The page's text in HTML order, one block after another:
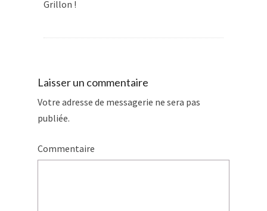
Grillon !
Laisser un commentaire
Votre adresse de messagerie ne sera pas
publiée.
Commentaire